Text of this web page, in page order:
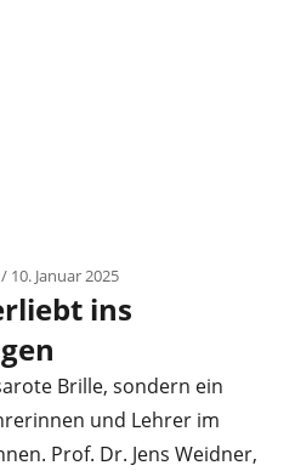
/ 10. Januar 2025
ins
Brille, sondern ein
und Lehrer im
Prof. Dr. Jens Weidner,